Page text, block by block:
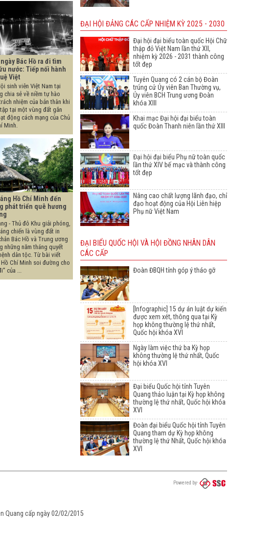
Bác Hồ ra đi tìm
nước: Tiếp nối hành
Việt
sinh viên Việt Nam tại
chia sẻ về niềm tự hào
nhiệm của bản thân khi
tại một vùng đất gắn
động cách mạng của Chủ
Minh.
Hồ Chí Minh đến
phát triển quê hương
- Thủ đô Khu giải phóng,
chiến là vùng đất in
Bác Hồ và Trung ương
những năm tháng quyết
dân tộc. Từ bài viết
Hồ Chí Minh soi đường cho
của ...
ĐẠI HỘI ĐẢNG CÁC CẤP NHIỆM KỲ 2025 - 2030
Đại hội đại biểu toàn quốc Hội Chữ
thập đỏ Việt Nam lần thứ XII,
nhiệm kỳ 2026 - 2031 thành công
tốt đẹp
Tuyên Quang có 2 cán bộ Đoàn
trúng cử Ủy viên Ban Thường vụ,
Ủy viên BCH Trung ương Đoàn
khóa XIII
Khai mạc Đại hội đại biểu toàn
quốc Đoàn Thanh niên lần thứ XIII
Đại hội đại biểu Phụ nữ toàn quốc
lần thứ XIV bế mạc và thành công
tốt đẹp
Nâng cao chất lượng lãnh đạo, chỉ
đạo hoạt động của Hội Liên hiệp
Phụ nữ Việt Nam
ĐẠI BIỂU QUỐC HỘI VÀ HỘI ĐỒNG NHÂN DÂN
CÁC CẤP
Đoàn ĐBQH tỉnh góp ý tháo gỡ
[Infographic] 15 dự án luật dự kiến
được xem xét, thông qua tại Kỳ
họp không thường lệ thứ nhất,
Quốc hội khóa XVI
Ngày làm việc thứ ba Kỳ họp
không thường lệ thứ nhất, Quốc
hội khóa XVI
Đại biểu Quốc hội tỉnh Tuyên
Quang thảo luận tại Kỳ họp không
thường lệ thứ nhất, Quốc hội khóa
XVI
Đoàn đại biểu Quốc hội tỉnh Tuyên
Quang tham dự Kỳ họp không
thường lệ thứ Nhất, Quốc hội khóa
XVI
Powered by
Quang cấp ngày 02/02/2015